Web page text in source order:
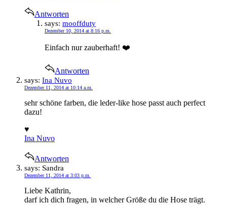
Antworten
says: mooffduty
Dezember 10, 2014 at 8:16 p.m.
Einfach nur zauberhaft! ❤️
Antworten
says: Ina Nuvo
Dezember 11, 2014 at 10:14 a.m.
sehr schöne farben, die leder-like hose passt auch perfect
dazu!
♥
Ina Nuvo
Antworten
says: Sandra
Dezember 11, 2014 at 3:03 p.m.
Liebe Kathrin,
darf ich dich fragen, in welcher Größe du die Hose trägt.